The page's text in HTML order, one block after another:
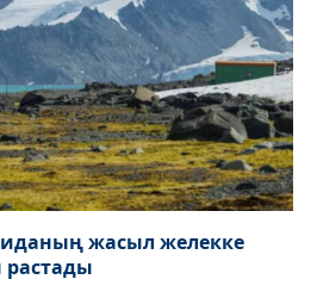
жасыл желекке
растады